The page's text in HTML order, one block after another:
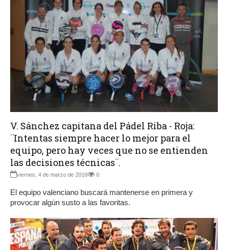
V. Sánchez capitana del Pádel Riba - Roja:
¨Intentas siempre hacer lo mejor para el
equipo, pero hay veces que no se entienden
las decisiones técnicas¨.
viernes, 4 de marzo de 2016 0
El equipo valenciano buscará mantenerse en primera y
provocar algún susto a las favoritas.